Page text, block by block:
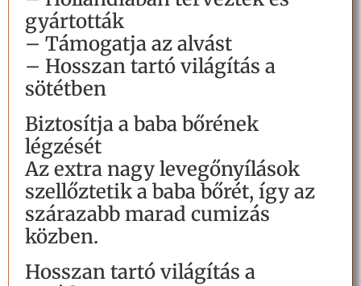
gyártották
– Támogatja az alvást
– Hosszan tartó világítás a
sötétben
Biztosítja a baba bőrének
légzését
Az extra nagy levegőnyílások
szellőztetik a baba bőrét, így az
szárazabb marad cumizás
közben.
Hosszan tartó világítás a